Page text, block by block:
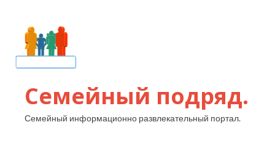
Семейный подряд.
Семейный информационно развлекательный портал.